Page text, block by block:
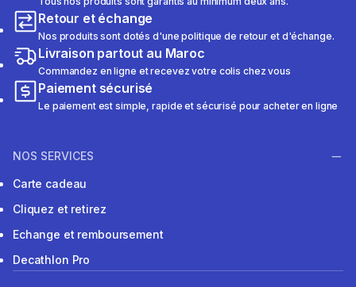
Retour et échange
Nos produits sont dotés d'une politique de retour et d'échange.
Livraison partout au Maroc
Commandez en ligne et recevez votre colis chez vous
Paiement sécurisé
Le paiement est simple, rapide et sécurisé pour acheter en ligne
NOS SERVICES
Carte cadeau
Cliquez et retirez
Echange et remboursement
Decathlon Pro